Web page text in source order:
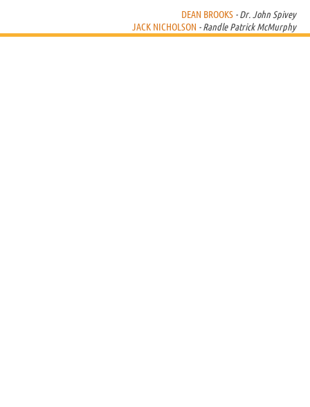
DEAN BROOKS - Dr. John Spivey
JACK NICHOLSON - Randle Patrick McMurphy